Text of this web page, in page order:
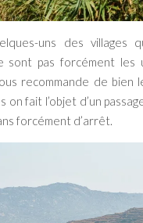
uns des villages
sont pas forcément les
recommande de bien
on fait l’objet d’un
forcément d’arrêt.